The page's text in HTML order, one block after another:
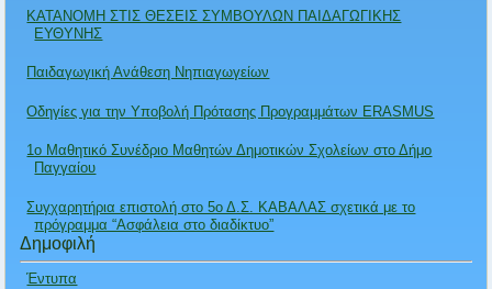
ΚΑΤΑΝΟΜΗ ΣΤΙΣ ΘΕΣΕΙΣ ΣΥΜΒΟΥΛΩΝ ΠΑΙΔΑΓΩΓΙΚΗΣ
ΕΥΘΥΝΗΣ
Παιδαγωγική Ανάθεση Νηπιαγωγείων
Οδηγίες για την Υποβολή Πρότασης Προγραμμάτων ERASMUS
1ο Μαθητικό Συνέδριο Μαθητών Δημοτικών Σχολείων στο Δήμο
Παγγαίου
Συγχαρητήρια επιστολή στο 5ο Δ.Σ. ΚΑΒΑΛΑΣ σχετικά με το
πρόγραμμα “Ασφάλεια στο διαδίκτυο”
Δημοφιλή
Έντυπα